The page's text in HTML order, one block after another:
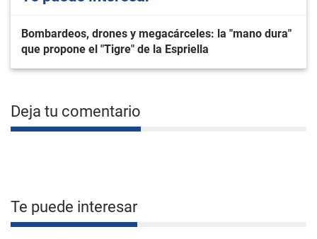
Bombardeos, drones y megacárceles: la "mano dura"
que propone el "Tigre" de la Espriella
Deja tu comentario
Te puede interesar